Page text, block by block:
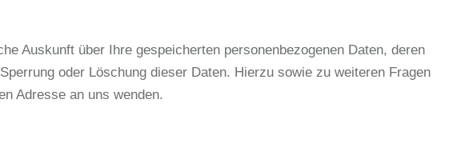
Auskunft über Ihre gespeicherten personenbezogenen Daten, deren
oder Löschung dieser Daten. Hierzu sowie zu weiteren Fragen
Adresse an uns wenden.